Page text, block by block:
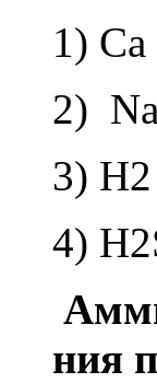
1) Ca
2)
3) H2
4)
ния